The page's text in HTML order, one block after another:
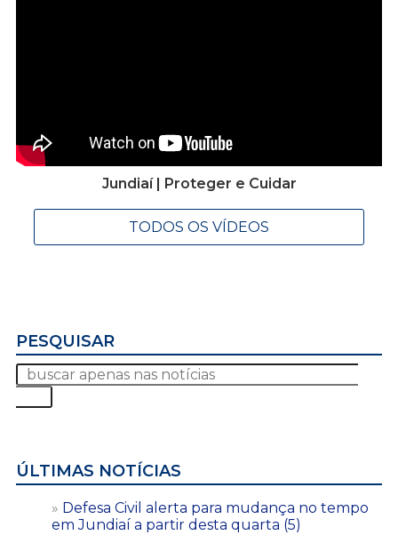
Jundiaí | Proteger e Cuidar
TODOS OS VÍDEOS
PESQUISAR
ÚLTIMAS NOTÍCIAS
Defesa Civil alerta para mudança no tempo
em Jundiaí a partir desta quarta (5)